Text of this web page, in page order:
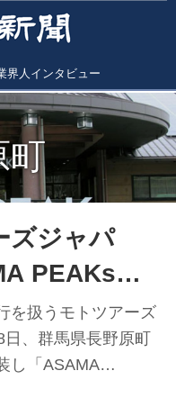
界人インタビュー
町
ズジャパ
PEAKs開
を扱うモトツアーズ
、群馬県長野原町
し「ASAMA